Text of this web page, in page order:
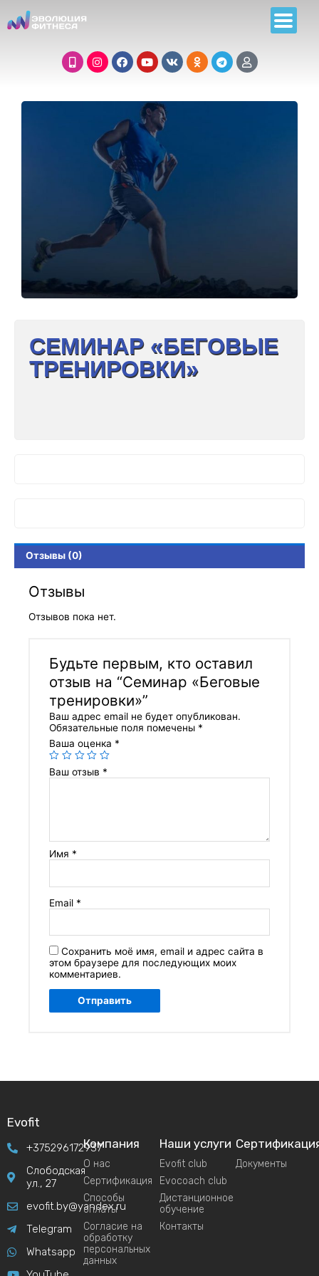
СЕМИНАР «БЕГОВЫЕ
ТРЕНИРОВКИ»
Отзывы (0)
Отзывы
Отзывов пока нет.
Будьте первым, кто оставил
отзыв на “Семинар «Беговые
тренировки»”
Ваш адрес email не будет опубликован.
Обязательные поля помечены *
Ваша оценка *
Ваш отзыв *
Имя *
Email *
Сохранить моё имя, email и адрес сайта в
этом браузере для последующих моих
комментариев.
Evofit
+375296172937
Слободская
ул., 27
evofit.by@yandex.ru
Telegram
Whatsapp
Компания
О нас
Сертификация
Способы
оплаты
Согласие на
обработку
персональных
данных
Наши услуги
Evofit club
Evocoach club
Дистанционное
обучение
Контакты
Документы